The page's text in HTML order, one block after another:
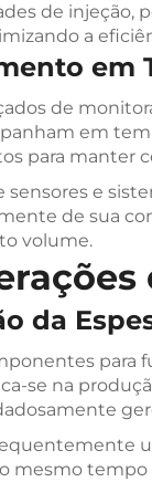
de injeção,
a
em
de
em
para manter
sensores e
de sua
volume.
da
para
se na
mesmo tempo